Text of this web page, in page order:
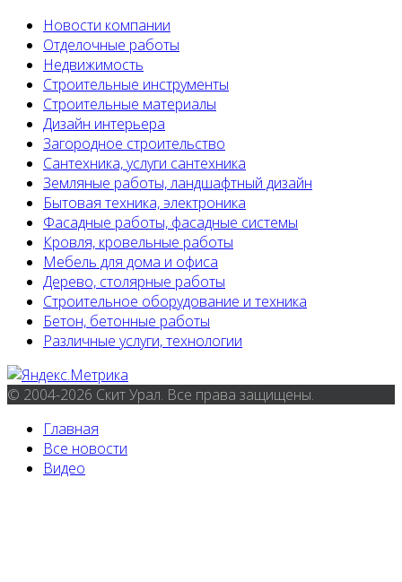
Новости компании
Отделочные работы
Недвижимость
Строительные инструменты
Строительные материалы
Дизайн интерьера
Загородное строительство
Сантехника, услуги сантехника
Земляные работы, ландшафтный дизайн
Бытовая техника, электроника
Фасадные работы, фасадные системы
Кровля, кровельные работы
Мебель для дома и офиса
Дерево, столярные работы
Строительное оборудование и техника
Бетон, бетонные работы
Различные услуги, технологии
© 2004-2026 Скит Урал. Все права защищены.
Главная
Все новости
Видео